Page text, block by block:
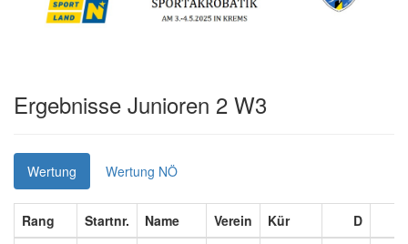
Ergebnisse Junioren 2 W3
Wertung Wertung NÖ
Rang Startnr. Name Verein Kür D